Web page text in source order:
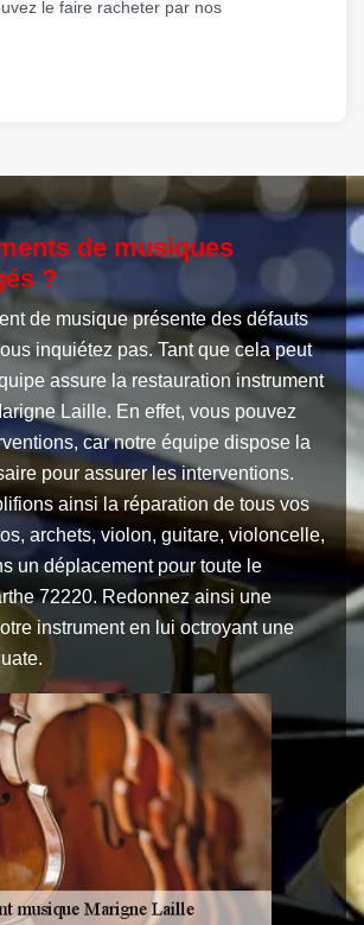
le faire racheter par nos
de musiques
?
de musique présente des défauts
inquiétez pas. Tant que cela peut
assure la restauration instrument
Laille. En effet, vous pouvez
car notre équipe dispose la
pour assurer les interventions.
ainsi la réparation de tous vos
archets, violon, guitare, violoncelle,
un déplacement pour toute le
72220. Redonnez ainsi une
instrument en lui octroyant une